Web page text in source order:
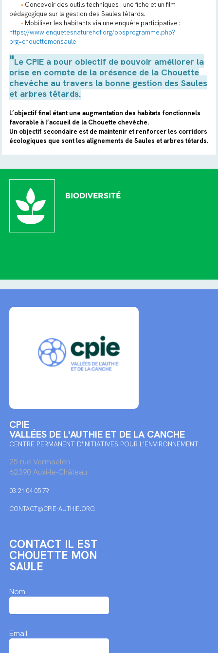
• Concevoir des outils techniques : une fiche et un film
pédagogique sur la gestion des Saules têtards.
• Mobiliser les habitants via une enquête participative :
https://www.enquetesnaturehdf.org/obsprogramme.php?
prg=chouettemonsaule
"Le CPIE a pour objectif de pouvoir améliorer la
prise en compte de la présence de la Chouette
chevêche au travers la bonne gestion des Saules
et arbres têtards.
L’objectif final étant une augmentation des habitats fonctionnels
favorable à l’accueil de la Chouette chevêche.
Un objectif secondaire est de maintenir et renforcer les corridors
écologiques que sont les alignements de Saules et arbres têtards.
BIODIVERSITÉ
CPIE
VALLÉES DE L'AUTHIE ET DE LA CANCHE
CENTRE PERMANENT D'INITIATIVES POUR L'ENVIRONNEMENT
25 rue Vermaelen
62390 Auxi-le-Château
03 21 04 05 79
CONTACT@CPIE-AUTHIE.ORG
CONTACT IL EST
CHOUETTE MON
SAULE
Nom
Email